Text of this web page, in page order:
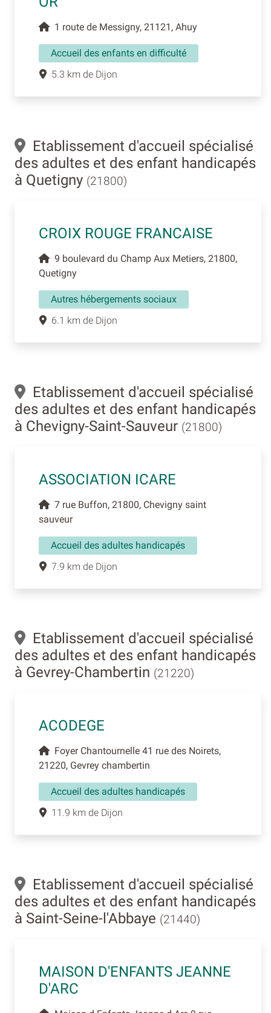
1 route de Messigny, 21121, Ahuy
Accueil des enfants en difficulté
5.3 km de Dijon
Etablissement d'accueil spécialisé
des adultes et des enfant handicapés
à Quetigny (21800)
CROIX ROUGE FRANCAISE
9 boulevard du Champ Aux Metiers, 21800,
Quetigny
Autres hébergements sociaux
6.1 km de Dijon
Etablissement d'accueil spécialisé
des adultes et des enfant handicapés
à Chevigny-Saint-Sauveur (21800)
ASSOCIATION ICARE
7 rue Buffon, 21800, Chevigny saint
sauveur
Accueil des adultes handicapés
7.9 km de Dijon
Etablissement d'accueil spécialisé
des adultes et des enfant handicapés
à Gevrey-Chambertin (21220)
ACODEGE
Foyer Chantournelle 41 rue des Noirets,
21220, Gevrey chambertin
Accueil des adultes handicapés
11.9 km de Dijon
Etablissement d'accueil spécialisé
des adultes et des enfant handicapés
à Saint-Seine-l'Abbaye (21440)
MAISON D'ENFANTS JEANNE
D'ARC